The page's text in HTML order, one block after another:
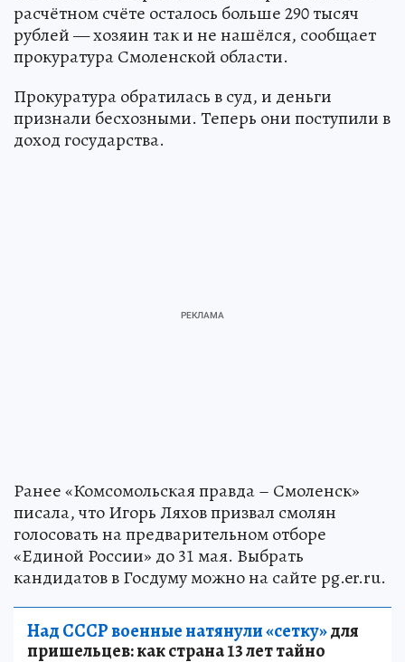
расчётном счёте осталось больше 290 тысяч
рублей — хозяин так и не нашёлся, сообщает
прокуратура Смоленской области.
Прокуратура обратилась в суд, и деньги
признали бесхозными. Теперь они поступили в
доход государства.
Ранее «Комсомольская правда – Смоленск»
писала, что Игорь Ляхов призвал смолян
голосовать на предварительном отборе
«Единой России» до 31 мая. Выбрать
кандидатов в Госдуму можно на сайте pg.er.ru.
Над СССР военные натянули «сетку»для
пришельцев: как страна 13 лет тайно